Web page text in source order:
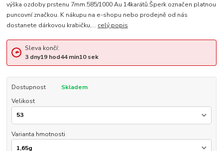
výška ozdoby prstenu 7mm.585/1000 Au 14karátů.Šperk označen platnou
puncovní značkou. K nákupu na e-shopu nebo prodejně od nás
dostanete dárkovou krabičku,... celý popis
Sleva končí:
3 dny19hod44min10sek
Dostupnost
Skladem
Velikost
Varianta hmotnosti